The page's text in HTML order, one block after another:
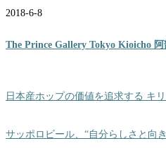
2018-6-8
The Prince Gallery Tokyo Kioicho
日本産ホップの価値を追求する キ
サッポロビール、“自分らしさと向